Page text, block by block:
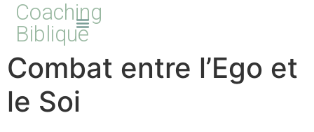
Coaching
Biblique
Combat entre l’Ego et
le Soi